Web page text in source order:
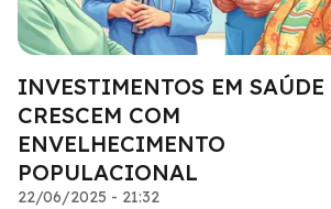
INVESTIMENTOS EM SAÚDE
CRESCEM COM
ENVELHECIMENTO
POPULACIONAL
22/06/2025 - 21:32